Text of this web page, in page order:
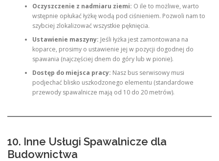
Oczyszczenie z nadmiaru ziemi: O ile to możliwe, warto
wstępnie opłukać łyżkę wodą pod ciśnieniem. Pozwoli nam to
szybciej zlokalizować wszystkie pęknięcia.
Ustawienie maszyny: Jeśli łyżka jest zamontowana na
koparce, prosimy o ustawienie jej w pozycji dogodnej do
spawania (najczęściej dnem do góry lub w pionie).
Dostęp do miejsca pracy: Nasz bus serwisowy musi
podjechać blisko uszkodzonego elementu (standardowe
przewody spawalnicze mają od 10 do 20 metrów).
10. Inne Usługi Spawalnicze dla
Budownictwa